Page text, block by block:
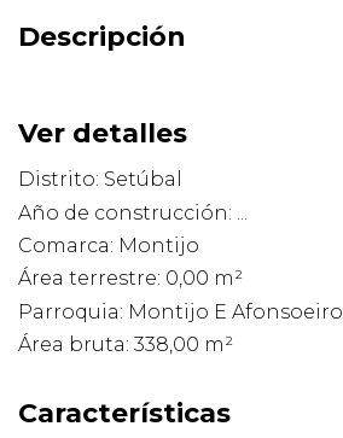
Descripción
Ver detalles
Distrito: Setúbal
Año de construcción: ...
Comarca: Montijo
Área terrestre: 0,00 m²
Parroquia: Montijo E Afonsoeiro
Área bruta: 338,00 m²
Características